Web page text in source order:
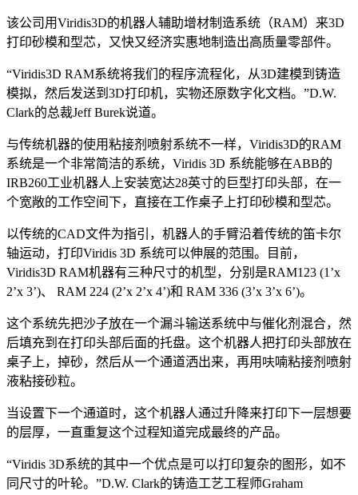
该公司用Viridis3D的机器人辅助增材制造系统（RAM）来3D
打印砂模和型芯，又快又经济实惠地制造出高质量零部件。
“Viridis3D RAM系统将我们的程序流程化，从3D建模到铸造
模拟，然后发送到3D打印机，实物还原数字化文档。”D.W.
Clark的总裁Jeff Burek说道。
与传统机器的使用粘接剂喷射系统不一样，Viridis3D的RAM
系统是一个非常简洁的系统，Viridis 3D 系统能够在ABB的
IRB260工业机器人上安装宽达28英寸的巨型打印头部，在一
个宽敞的工作空间下，直接在工作桌子上打印砂模和型芯。
以传统的CAD文件为指引，机器人的手臂沿着传统的笛卡尔
轴运动，打印Viridis 3D 系统可以伸展的范围。目前，
Viridis3D RAM机器有三种尺寸的机型，分别是RAM123 (1’x
2’x 3’)、 RAM 224 (2’x 2’x 4’)和 RAM 336 (3’x 3’x 6’)。
这个系统先把沙子放在一个漏斗输送系统中与催化剂混合，然
后填充到在打印头部后面的托盘。这个机器人把打印头部放在
桌子上，掉砂，然后从一个通道洒出来，再用呋喃粘接剂喷射
液粘接砂粒。
当设置下一个通道时，这个机器人通过升降来打印下一层想要
的层厚，一直重复这个过程知道完成最终的产品。
“Viridis 3D系统的其中一个优点是可以打印复杂的图形，如不
同尺寸的叶轮。”D.W. Clark的铸造工艺工程师Graham